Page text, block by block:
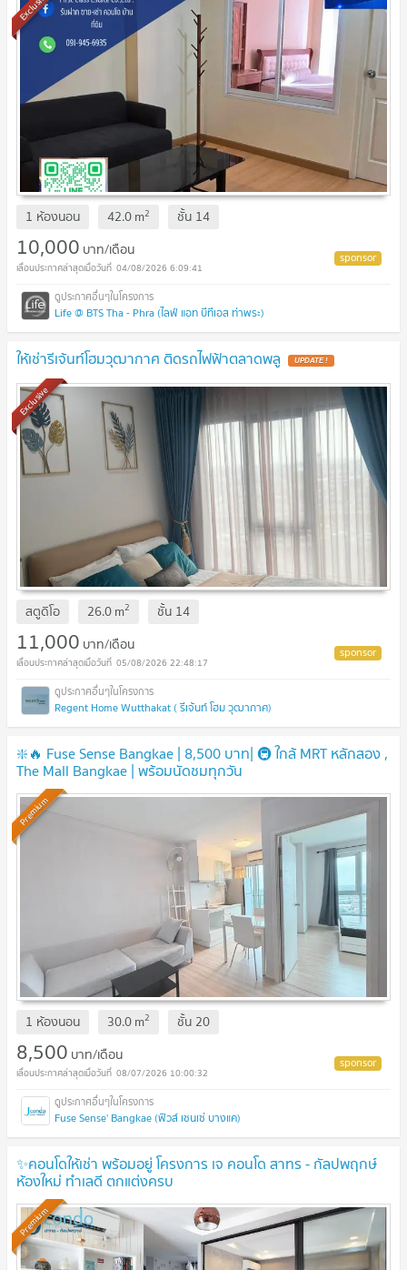
1 ห้องนอน 42.0m2 ชั้น 14
10,000 บาท/เดือน
04/08/2026 6:09:41
Life @ BTS Tha - Phra (ไลฟ์ แอท บีทีเอส ท่าพระ)
ให้เช่ารีเจ้นท์โฮมวุฒากาศ ติดรถไฟฟ้าตลาดพลู UPDATE !
Exclusive
สตูดิโอ 26.0m2 ชั้น 14
11,000 บาท/เดือน
05/08/2026 22:48:17
Regent Home Wutthakat ( รีเจ้นท์ โฮม วุฒากาศ)
❇️🔥 Fuse Sense Bangkae | 8,500 บาท| 🚇 ใกล้ MRT หลักสอง ,
The Mall Bangkae | พร้อมนัดชมทุกวัน
Premium
1 ห้องนอน 30.0m2 ชั้น 20
8,500 บาท/เดือน
08/07/2026 10:00:32
Fuse Sense' Bangkae (ฟิวส์ เซนเซ่ บางแค)
✨คอนโดให้เช่า พร้อมอยู่ โครงการ เจ คอนโด สาทร - กัลปพฤกษ์
ห้องใหม่ ทำเลดี ตกแต่งครบ
Premium